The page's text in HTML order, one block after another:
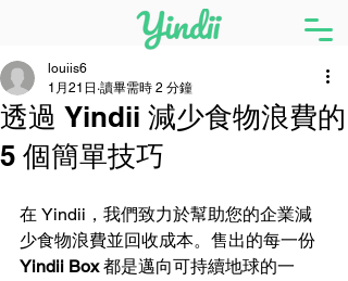
透過 Yindii 減少食物浪費的
5 個簡單技巧
louiis6
1月21日 讀畢需時 2 分鐘
在 Yindii，我們致力於幫助您的企業減
少食物浪費並回收成本。售出的每一份
Yindii Box 都是邁向可持續地球的一